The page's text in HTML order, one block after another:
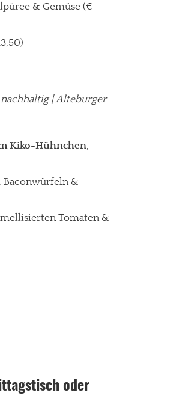
& Gemüse (€
| Alteburger
Kiko-Hühnchen,
, Baconwürfeln &
Tomaten &
oder